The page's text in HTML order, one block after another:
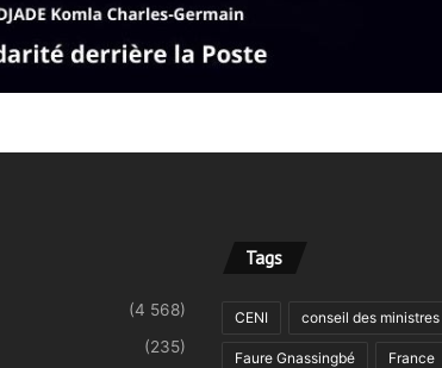
(4 568)
(235)
Tags
CENI conseil des ministres
Faure Gnassingbé France